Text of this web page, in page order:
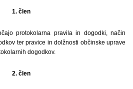
1. člen
protokolarna pravila in dogodki, način
ter pravice in dolžnosti občinske uprave
dogodkov.
2. člen